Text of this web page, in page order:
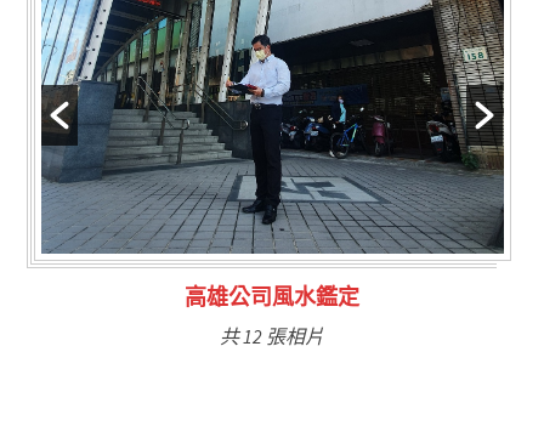
林氏福主量子生基造命
共 6 張相片